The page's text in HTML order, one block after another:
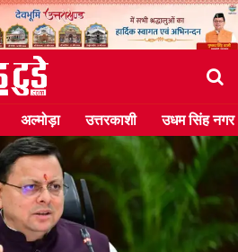
अल्मोड़ा उत्तरकाशी उधम सिंह नगर